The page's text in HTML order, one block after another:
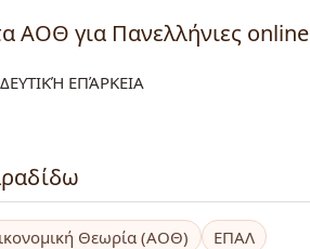
ΑΟΘ για Πανελλήνιες online
ΕΠΆΡΚΕΙΑ
Θεωρία (ΑΟΘ) ΕΠΑΛ